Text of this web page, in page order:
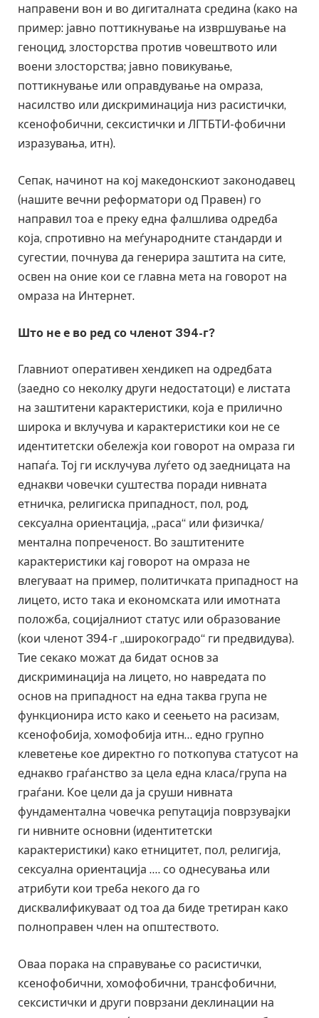
направени вон и во дигиталната средина (како на
пример: јавно поттикнување на извршување на
геноцид, злосторства против човештвото или
воени злосторства; јавно повикување,
поттикнување или оправдување на омраза,
насилство или дискриминација низ расистички,
ксенофобични, сексистички и ЛГТБТИ-фобични
изразувања, итн).
Сепак, начинот на кој македонскиот законодавец
(нашите вечни реформатори од Правен) го
направил тоа е преку една фалшлива одредба
која, спротивно на меѓународните стандарди и
сугестии, почнува да генерира заштита на сите,
освен на оние кои се главна мета на говорот на
омраза на Интернет.
Што не е во ред со членот 394-г?
Главниот оперативен хендикеп на одредбата
(заедно со неколку други недостатоци) е листата
на заштитени карактеристики, која е прилично
широка и вклучува и карактеристики кои не се
идентитетски обележја кои говорот на омраза ги
напаѓа. Тој ги исклучува луѓето од заедницата на
еднакви човечки суштества поради нивната
етничка, религиска припадност, пол, род,
сексуална ориентација, „раса“ или физичка/
ментална попреченост. Во заштитените
карактеристики кај говорот на омраза не
влегуваат на пример, политичката припадност на
лицето, исто така и економската или имотната
положба, социјалниот статус или образование
(кои членот 394-г „широкоградо“ ги предвидува).
Тие секако можат да бидат основ за
дискриминација на лицето, но навредата по
основ на припадност на една таква група не
функционира исто како и сеењето на расизам,
ксенофобија, хомофобија итн… едно групно
клеветење кое директно го поткопува статусот на
еднакво граѓанство за цела една класа/група на
граѓани. Кое цели да ја сруши нивната
фундаментална човечка репутација поврзувајки
ги нивните основни (идентитетски
карактеристики) како етницитет, пол, религија,
сексуална ориентација …. со однесувања или
атрибути кои треба некого да го
дисквалификуваат од тоа да биде третиран како
полноправен член на општеството.
Оваа порака на справување со расистички,
ксенофобични, хомофобични, трансфобични,
сексистички и други поврзани деклинации на